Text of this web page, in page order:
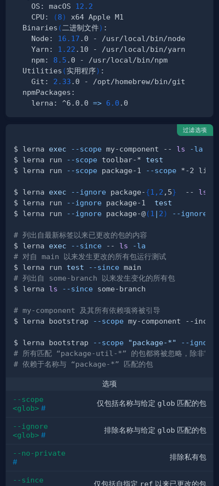
    OS: macOS
12.2
    CPU:
(8)
  Binaries
( 二进制文件)
    Node:
16.17
    Yarn:
1.22
    npm:
8.5
  Utilities
(实用程序)
    Git:
2.33
    lerna: ^6.0.0
=> 6.0
过滤选项
$ lerna exec --scope my-component -- ls
-la
$ lerna run
--scope toolbar-* test
$ lerna run
--scope package-1 --scope
$ lerna exec --ignore package-{1,2 ,5}
  --
ls
$ lerna run
--ignore package-1 test
$ lerna run
--ignore package-@(1 | 2) --ignore
# 列出自最新标签以来已更改的包的内容
$ lerna exec --since -- ls
-la
# 对自 main 以来发生更改的所有包运行测试
$ lerna run test --since
# 列出自 some-branch 以来发生变化的所有包
$ lerna ls --since
# my-component 及其所有依赖项将被引导
$ lerna bootstrap
--scope
$ lerna bootstrap --scope "package-*"
--ignore
# 所有匹配 “package-util-*” 的包都将被忽略，除非它
# 依赖于名称与 “package-*” 匹配的包
选项
--scope
<glob> #
仅包括名称与给定 glob 匹配的包
--ignore
<glob> #
排除名称与给定 glob 匹配的包
--no-private
#
排除私有包
--since
仅包括自指定 ref 以来已更改的包